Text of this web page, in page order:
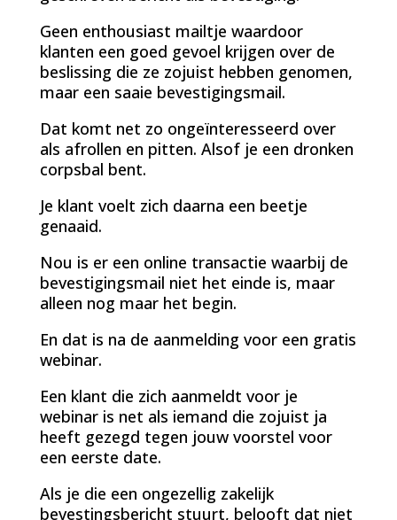
Geen enthousiast mailtje waardoor
klanten een goed gevoel krijgen over de
beslissing die ze zojuist hebben genomen,
maar een saaie bevestigingsmail.
Dat komt net zo ongeïnteresseerd over
als afrollen en pitten. Alsof je een dronken
corpsbal bent.
Je klant voelt zich daarna een beetje
genaaid.
Nou is er een online transactie waarbij de
bevestigingsmail niet het einde is, maar
alleen nog maar het begin.
En dat is na de aanmelding voor een gratis
webinar.
Een klant die zich aanmeldt voor je
webinar is net als iemand die zojuist ja
heeft gezegd tegen jouw voorstel voor
een eerste date.
Als je die een ongezellig zakelijk
bevestingsbericht stuurt, belooft dat niet